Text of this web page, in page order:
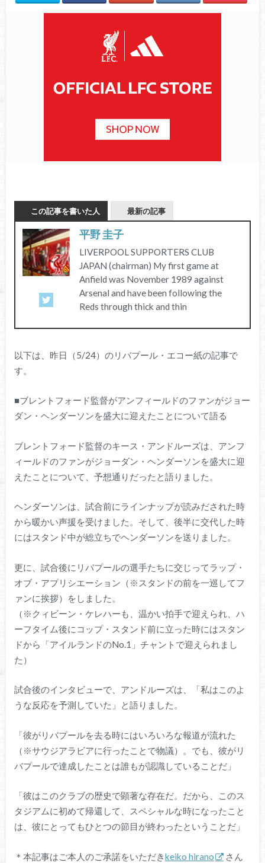
この記事を書いた人 最新の記事
平野 圭子
LIVERPOOL SUPPORTERS CLUB
JAPAN (chairman) My first game at
Anfield was November 1989 against
Arsenal and have been following the
Reds through thick and thin
以下は、昨日（5/24）のリバプール・エコー紙の記事で
す。
■ブレントフォード監督がアンフィールドのファンがジョー
ダン・ヘンダーソンを盛大に迎えたことについて語る
ブレントフォード監督のキース・アンドルーズは、アンフ
ィールドのファンがジョーダン・ヘンダーソンを盛大に迎
えたことについて、予想通りだったと語りました。
ヘンダーソンは、試合前にラインナップが読みだされた時
から暖かい声援を受けました。そして、後半に交代した時
にはスタンド中が総立ちでヘンダーソンを送りました。
更に、試合後にリバプールの選手たちに交じってラップ・
オブ・アプリシエーション（※スタンドの前を一巡してフ
ァンに挨拶）をしました。
（※クィビーン・ケレハーも、温かい拍手で迎えられ、ハ
ーフタイム後にコップ・スタンド前に立った時にはスタン
ドから「アイルランドのNo.1」チャントで迎えられまし
た）
試合後のインタビューで、アンドルーズは、「私はこのよ
うな反応を予測していた」と語りました。
「彼がリバプールを去る時にはいろいろな報道が流れた
（※サウジアラビアに行ったことで物議）。でも、彼がリ
バプールで達成したことは誰もが認識していることだ」
「彼はこのクラブの歴史で顕著な存在だ。だから、このス
タジアムに初めて帰還して、スペシャルな時になったこと
は、彼にとってもひとつの節目が終わったということだ」
＊本記事はご本人のご承諾をいただきkeiko hirano
さん